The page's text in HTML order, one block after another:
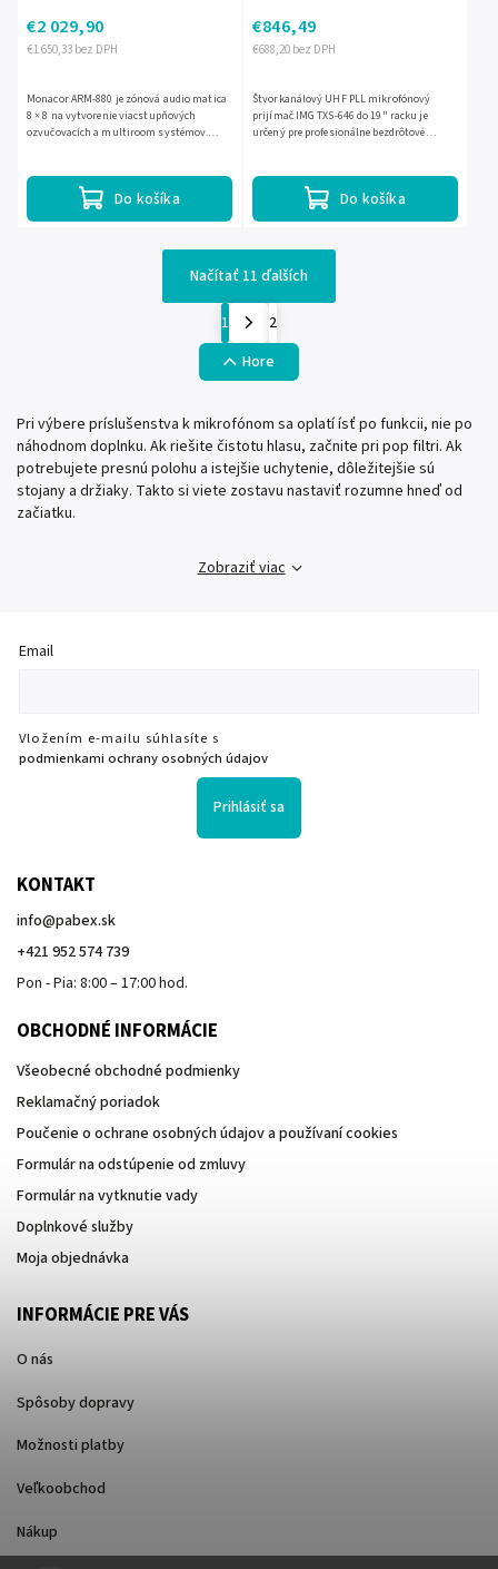
€1 650,33 bez DPH
€2 029,90
Do košíka
Monacor ARM-880 je zónová audio matica
8 × 8 na vytvorenie viacstupňových
ozvučovacích a multiroom systémov.
€688,20 bez DPH
€846,49
Do košíka
Štvorkanálový UHF PLL mikrofónový
prijímač IMG TXS-646 do 19" racku je
určený pre profesionálne bezdrôtové
Načítať 11 ďalších
1
2
Hore
Pri výbere príslušenstva k mikrofónom sa oplatí ísť po funkcii, nie po
náhodnom doplnku. Ak riešite čistotu hlasu, začnite pri pop filtri. Ak
potrebujete presnú polohu a istejšie uchytenie, dôležitejšie sú
stojany a držiaky. Takto si viete zostavu nastaviť rozumne hneď od
začiatku.
Zobraziť viac
Email
Vložením e-mailu súhlasíte s
podmienkami ochrany osobných údajov
Prihlásiť sa
KONTAKT
info@pabex.sk
+421 952 574 739
Pon - Pia: 8:00 – 17:00 hod.
OBCHODNÉ INFORMÁCIE
Všeobecné obchodné podmienky
Reklamačný poriadok
Poučenie o ochrane osobných údajov a používaní cookies
Formulár na odstúpenie od zmluvy
Formulár na vytknutie vady
Doplnkové služby
Moja objednávka
INFORMÁCIE PRE VÁS
O nás
Spôsoby dopravy
Možnosti platby
Veľkoobchod
Nákup